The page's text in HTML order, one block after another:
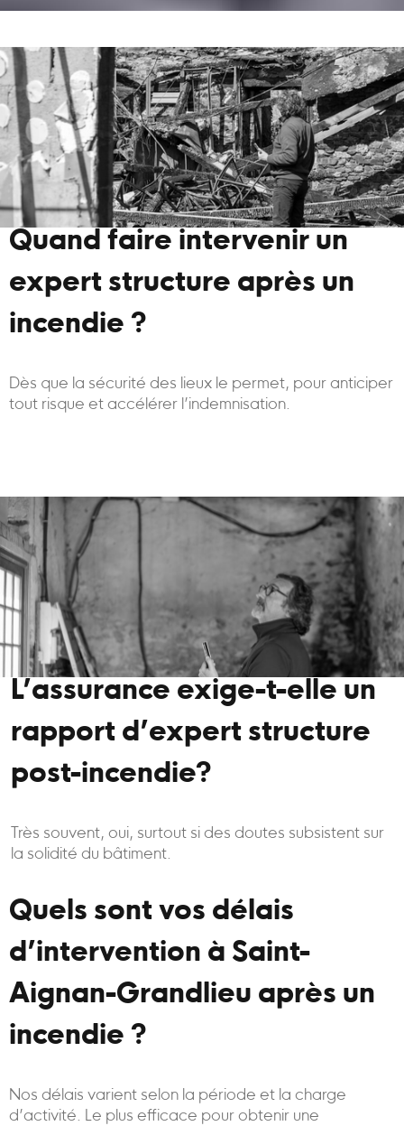
Quand faire intervenir un
expert structure après un
incendie ?
Dès que la sécurité des lieux le permet, pour anticiper
tout risque et accélérer l’indemnisation.
L’assurance exige-t-elle un
rapport d’expert structure
post-incendie?
Très souvent, oui, surtout si des doutes subsistent sur
la solidité du bâtiment.
Quels sont vos délais
d’intervention à Saint-
Aignan-Grandlieu après un
incendie ?
Nos délais varient selon la période et la charge
d’activité. Le plus efficace pour obtenir une